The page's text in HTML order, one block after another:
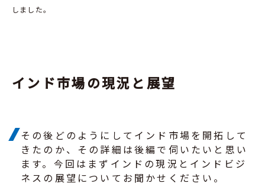
しました。
インド市場の現況と展望
その後どのようにしてインド市場を開拓して
きたのか、その詳細は後編で伺いたいと思い
ます。今回はまずインドの現況とインドビジ
ネスの展望についてお聞かせください。